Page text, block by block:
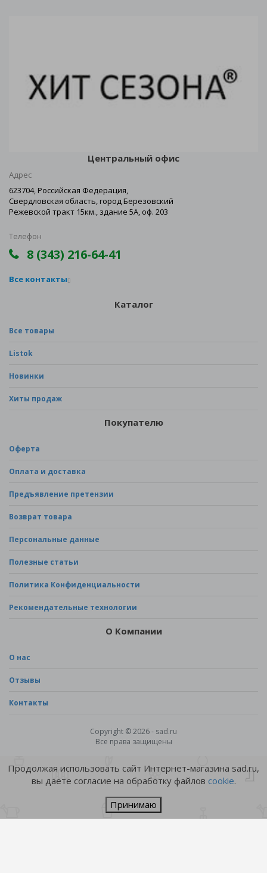
Центральный офис
Адрес
623704, Российская Федерация,
Свердловская область, город Березовский
Режевской тракт 15км., здание 5А, оф. 203
Телефон
8 (343) 216-64-41
Все контакты
Каталог
Все товары
Listok
Новинки
Хиты продаж
Покупателю
Оферта
Оплата и доставка
Предъявление претензии
Возврат товара
Персональные данные
Полезные статьи
Политика Конфиденциальности
Рекомендательные технологии
О Компании
О нас
Отзывы
Контакты
Copyright © 2026 - sad.ru
Все права защищены
Продолжая использовать сайт Интернет-магазина sad.ru,
вы даете согласие на обработку файлов cookie.
Принимаю